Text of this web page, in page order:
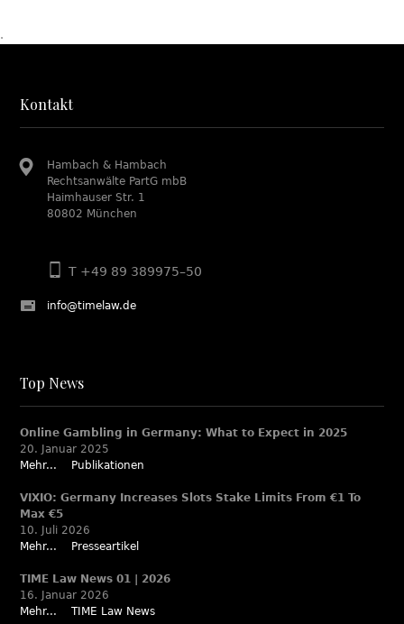
.
Kontakt
Hambach & Hambach
Rechtsanwälte PartG mbB
Haimhauser Str. 1
80802 München
T +49 89 389975–50
info@timelaw.de
Top News
Online Gambling in Germany: What to Expect in 2025
20. Januar 2025
Mehr...
Publikationen
VIXIO: Germany Increases Slots Stake Limits From €1 To
Max €5
10. Juli 2026
Mehr...
Presseartikel
TIME Law News 01 | 2026
16. Januar 2026
Mehr...
TIME Law News